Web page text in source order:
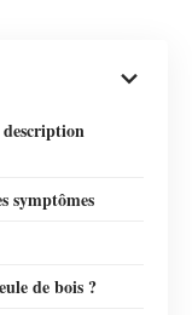
description
symptômes
de bois ?